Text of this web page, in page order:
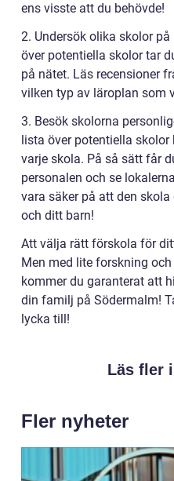
ens visste att du behövde!
2. Undersök olika skolor
över potentiella skolor tar
på nätet. Läs recensioner
vilken typ av läroplan som
3. Besök skolorna
lista över potentiella
varje skola. På så sätt får
personalen och se
vara säker på att den
och ditt barn!
Att välja rätt förskola för
Men med lite forskning
kommer du garanterat att
din familj på Södermalm!
lycka till!
Läs fler
Fler nyheter